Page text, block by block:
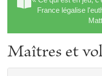
France légalise
Maîtres et